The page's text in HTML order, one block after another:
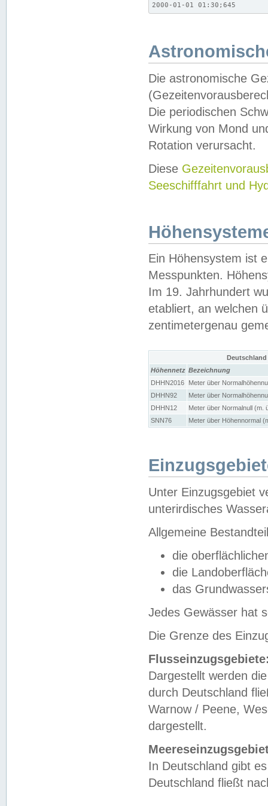
2000-01-01 01:30;645
Die astronomische
Die periodischen
Wirkung von Mond
Rotation verursacht.
Diese
Seeschifffahrt und
Ein Höhensystem ist
Messpunkten.
Im 19. Jahrhundert
etabliert, an welchen
zentimetergenau
Höhennetz Bezeichnung
DHHN2016
Meter über
DHHN92
Meter über
DHHN12
Meter über Normalnull (m.
SNN76
Meter über Höhennormal
Unter Einzugsgebiet
unterirdisches
Allgemeine
die
die
das
Jedes Gewässer hat
Die Grenze des
Dargestellt werden
durch Deutschland
Warnow / Peene,
dargestellt.
In Deutschland gibt
Deutschland fließt